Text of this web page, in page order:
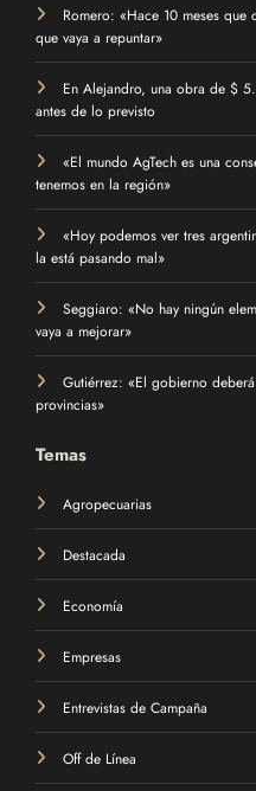
Romero: «Hace 10 meses
que vaya a repuntar»
En Alejandro, una obra de $
antes de lo previsto
«El mundo AgTech es una
tenemos en la región»
«Hoy podemos ver tres
la está pasando mal»
Seggiaro: «No hay ningún
vaya a mejorar»
Gutiérrez: «El gobierno
provincias»
Temas
Agropecuarias
Destacada
Economía
Empresas
Entrevistas de Campaña
Off de Línea